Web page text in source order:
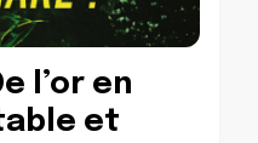
l’or en
et